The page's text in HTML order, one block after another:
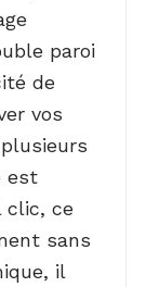
paroi
de
vos
est
clic, ce
sans
il